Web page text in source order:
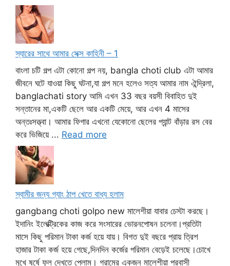
স্যারের সাথে আমার সেক্স কাহিনী – 1
বাংলা চটি গল্প এটা কোনো গল্প নয়, bangla choti club এটা আমার
জীবনে ঘটে যাওয়া কিছু ঘটনা,যা গল্প মনে হলেও সত্য আমার নাম ঐন্দ্রিলা,
banglachati story আমি এখন 33 বছর বয়সী বিবাহিত দুই
সন্তানের মা,একটি ছেলে আর একটি মেয়ে, আর এখন 4 মাসের
অন্তঃসত্ত্বা। আমার ফিগার এখনো যেকোনো ছেলের প্যান্ট বাঁড়ার রস বের
করে ভিজিয়ে ... Read more
স্বামীর জন্য গ্যাং ঠাপ খেতে বাধ্য হলাম
gangbang choti golpo new মালেশীয়া যাবার চেস্টা করছে।
ইদানিং ইলেক্ট্রিকের কাজ করে সংসারের ভোরনপোষন চলেনা।প্রতিটা
মাসে কিছু পরিমান টাকা কর্জ হয়ে যায়। বিগত দুই বছরে প্রায় ত্রিশ
হাজার টাকা কর্জ হয়ে গেছে,দিনদিন কর্জের পরিমান বেড়েই চলেছে।চোখে
মুখে ষর্ষে ফুল দেখতে পেলাম। গ্রামের একজন মালেশীয়া প্রবাসী